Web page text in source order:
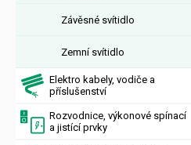
Závěsné svítidlo
Zemní svítidlo
Elektro kabely, vodiče a
příslušenství
Rozvodnice, výkonové spínací
a jistící prvky